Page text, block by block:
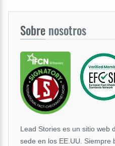
Sobre nosotros
Lead Stories es un sitio web
sede en los EE.UU. Siempre